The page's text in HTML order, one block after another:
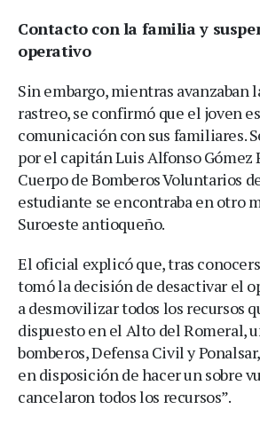
Contacto con la familia y
operativo
Sin embargo, mientras avanzaban
rastreo, se confirmó que el joven
comunicación con sus familiares.
por el capitán Luis Alfonso Gómez
Cuerpo de Bomberos Voluntarios
estudiante se encontraba en otro
Suroeste antioqueño.
El oficial explicó que, tras
tomó la decisión de desactivar el
a desmovilizar todos los recursos
dispuesto en el Alto del Romeral,
bomberos, Defensa Civil y
en disposición de hacer un sobre
cancelaron todos los recursos”.